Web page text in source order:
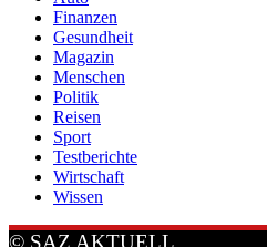
Finanzen
Gesundheit
Magazin
Menschen
Politik
Reisen
Sport
Testberichte
Wirtschaft
Wissen
© SAZ AKTUELL